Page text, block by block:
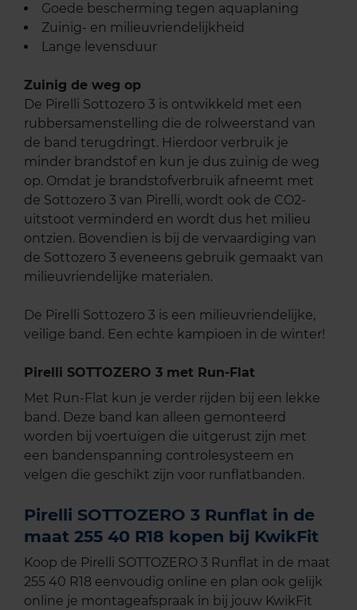
Goede bescherming tegen aquaplaning
Zuinig- en milieuvriendelijkheid
Lange levensduur
Zuinig de weg op
De Pirelli Sottozero 3 is ontwikkeld met een
rubbersamenstelling die de rolweerstand van
de band terugdringt. Hierdoor verbruik je
minder brandstof en kun je dus zuinig de weg
op. Omdat je brandstofverbruik afneemt met
de Sottozero 3 van Pirelli, wordt ook de CO2-
uitstoot verminderd en wordt dus het milieu
ontzien. Bovendien is bij de vervaardiging van
de Sottozero 3 eveneens gebruik gemaakt van
milieuvriendelijke materialen.
De Pirelli Sottozero 3 is een milieuvriendelijke,
veilige band. Een echte kampioen in de winter!
Pirelli SOTTOZERO 3 met Run-Flat
Met Run-Flat kun je verder rijden bij een lekke
band. Deze band kan alleen gemonteerd
worden bij voertuigen die uitgerust zijn met
een bandenspanning controlesysteem en
velgen die geschikt zijn voor runflatbanden.
Pirelli SOTTOZERO 3 Runflat in de
maat 255 40 R18 kopen bij KwikFit
Koop de Pirelli SOTTOZERO 3 Runflat in de maat
255 40 R18 eenvoudig online en plan ook gelijk
online je montageafspraak in bij jouw KwikFit